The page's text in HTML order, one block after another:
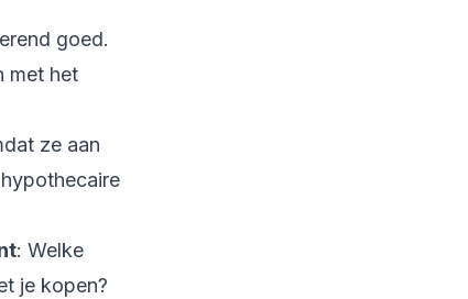
goed.
met het
ze aan
: Welke
je kopen?